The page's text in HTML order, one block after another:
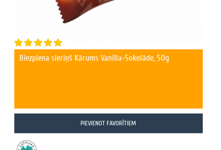
Biezpiena sieriņš Kārums Vanilla-Šokolāde, 50g
PIEVIENOT FAVORĪTIEM